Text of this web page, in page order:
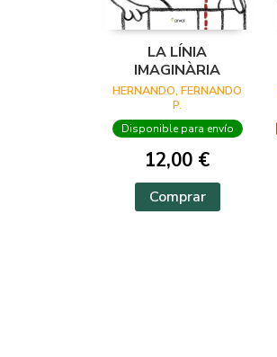
LA LÍNIA
IMAGINÀRIA
HERNANDO, FERNANDO
P.
Disponible para envío
12,00 €
Comprar